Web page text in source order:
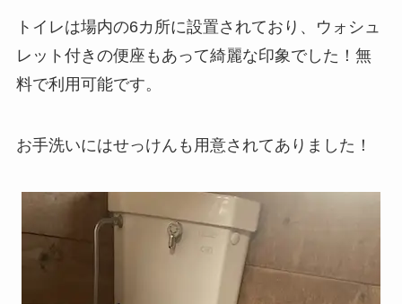
トイレは場内の6カ所に設置されており、ウォシュ
レット付きの便座もあって綺麗な印象でした！無
料で利用可能です。
お手洗いにはせっけんも用意されてありました！